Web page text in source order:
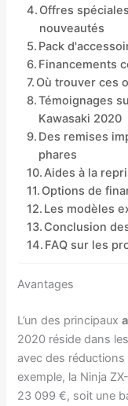
Offres
nouveautés
Pack
Financements
Où trouver ces
Témoignages
Kawasaki 2020
Des remises
phares
Aides à la
Options de
Les modèles
Conclusion
FAQ sur les
Avantages
L’un des principaux
2020 réside dans
avec des réductions
exemple, la Ninja
23 099 €, soit une